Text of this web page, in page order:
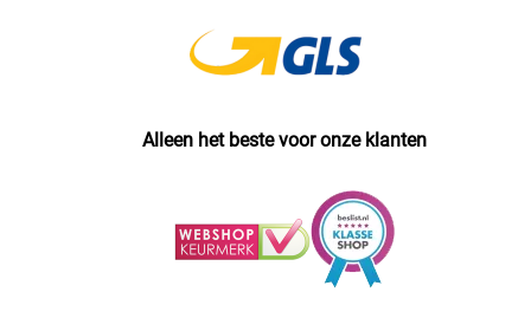
Alleen het beste voor onze klanten